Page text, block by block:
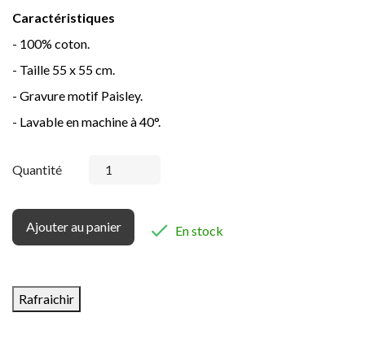
Caractéristiques
- 100% coton.
- Taille 55 x 55 cm.
- Gravure motif Paisley.
- Lavable en machine à 40°.
Quantité
Ajouter au panier  En stock